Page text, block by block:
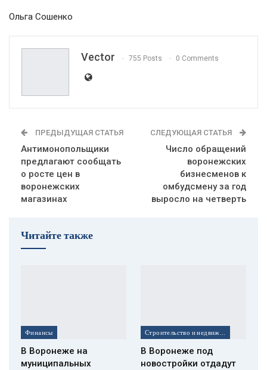
Ольга Сошенко
Vector 755 Posts 0 Comments
ПРЕДЫДУЩАЯ СТАТЬЯ
Антимонопольщики
предлагают сообщать
о росте цен в
воронежских
магазинах
СЛЕДУЮЩАЯ СТАТЬЯ
Число обращений
воронежских
бизнесменов к
омбудсмену за год
выросло на четверть
Читайте также
Финансы
В Воронеже на
муниципальных
В Воронеже под
новостройки отдадут